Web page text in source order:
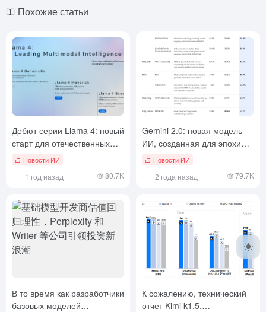
Похожие статьи
Дебют серии Llama 4: новый
старт для отечественных
мультимодальных ИИ-
Новости ИИ
1 год назад 80.7K
Gemini 2.0: новая модель
ИИ, созданная для эпохи
интеллигенции
Новости ИИ
2 года назад 79.7K
В то время как разработчики
базовых моделей
К сожалению, технический
отчет Kimi k1.5,